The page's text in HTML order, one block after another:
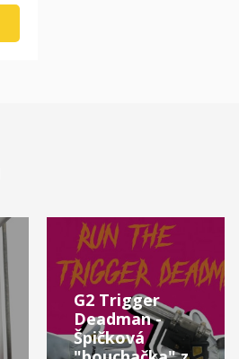
G2 Trigger
Deadman -
Špičková